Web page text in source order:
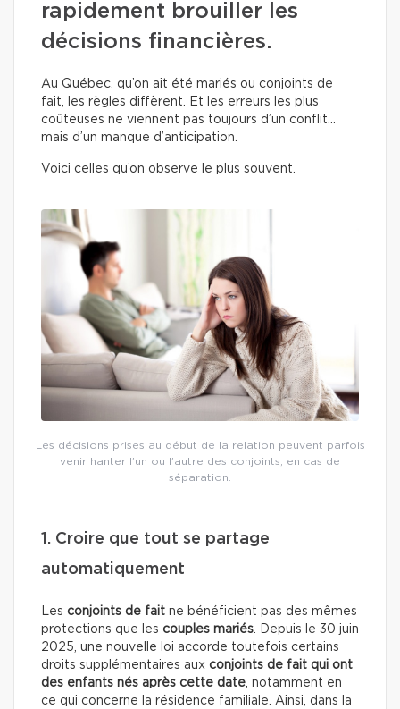
rapidement brouiller les
décisions financières.
Au Québec, qu’on ait été mariés ou conjoints de
fait, les règles diffèrent. Et les erreurs les plus
coûteuses ne viennent pas toujours d’un conflit…
mais d’un manque d’anticipation.
Voici celles qu’on observe le plus souvent.
Les décisions prises au début de la relation peuvent parfois
venir hanter l’un ou l’autre des conjoints, en cas de
séparation.
1. Croire que tout se partage
automatiquement
Les conjoints de fait ne bénéficient pas des mêmes
protections que les couples mariés. Depuis le 30 juin
2025, une nouvelle loi accorde toutefois certains
droits supplémentaires aux conjoints de fait qui ont
des enfants nés après cette date, notamment en
ce qui concerne la résidence familiale. Ainsi, dans la